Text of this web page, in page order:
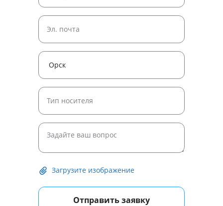
Загрузите изображение
Отправить заявку